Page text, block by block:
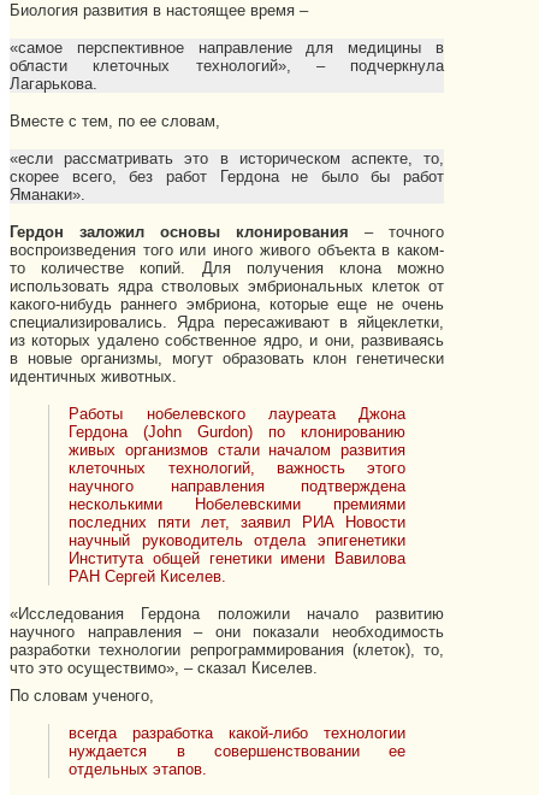
Биология развития в настоящее время –
«самое перспективное направление для медицины в
области клеточных технологий», – подчеркнула
Лагарькова.
Вместе с тем, по ее словам,
«если рассматривать это в историческом аспекте, то,
скорее всего, без работ Гердона не было бы работ
Яманаки».
Гердон заложил основы клонирования – точного
воспроизведения того или иного живого объекта в каком-
то количестве копий. Для получения клона можно
использовать ядра стволовых эмбриональных клеток от
какого-нибудь раннего эмбриона, которые еще не очень
специализировались. Ядра пересаживают в яйцеклетки,
из которых удалено собственное ядро, и они, развиваясь
в новые организмы, могут образовать клон генетически
идентичных животных.
Работы нобелевского лауреата Джона
Гердона (John Gurdon) по клонированию
живых организмов стали началом развития
клеточных технологий, важность этого
научного направления подтверждена
несколькими Нобелевскими премиями
последних пяти лет, заявил РИА Новости
научный руководитель отдела эпигенетики
Института общей генетики имени Вавилова
РАН Сергей Киселев.
«Исследования Гердона положили начало развитию
научного направления – они показали необходимость
разработки технологии репрограммирования (клеток), то,
что это осуществимо», – сказал Киселев.
По словам ученого,
всегда разработка какой-либо технологии
нуждается в совершенствовании ее
отдельных этапов.